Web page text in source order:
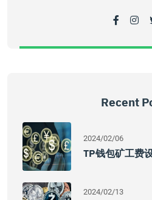
Recent
2024/02/06
TP钱包矿工费
2024/02/13